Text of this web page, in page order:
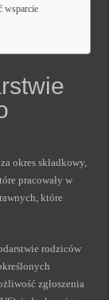
wsparcie
okres składkowy,
pracowały w
które
rodziców
zgłoszenia